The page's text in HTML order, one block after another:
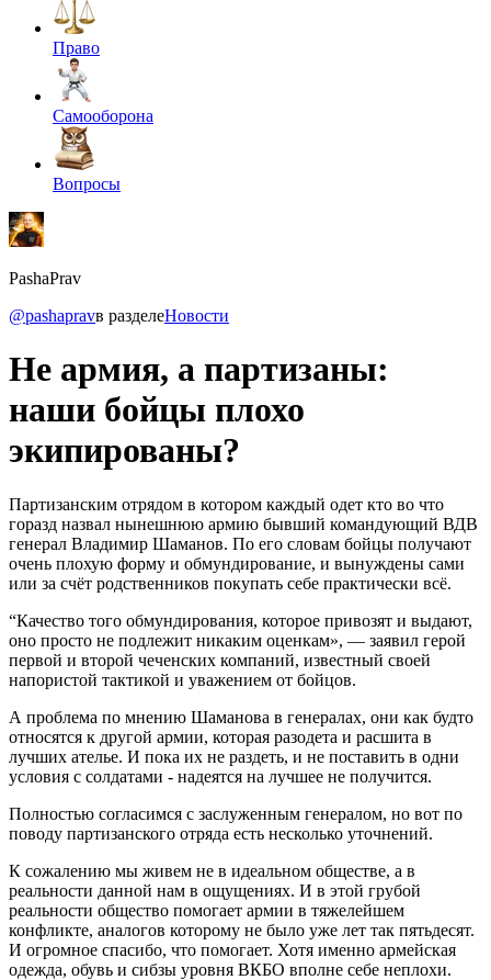
Право
Самооборона
Вопросы
PashaPrav
@pashapravв разделеНовости
Не армия, а партизаны:
наши бойцы плохо
экипированы?
Партизанским отрядом в котором каждый одет кто во что
горазд назвал нынешнюю армию бывший командующий ВДВ
генерал Владимир Шаманов. По его словам бойцы получают
очень плохую форму и обмундирование, и вынуждены сами
или за счёт родственников покупать себе практически всё.
“Качество того обмундирования, которое привозят и выдают,
оно просто не подлежит никаким оценкам», — заявил герой
первой и второй чеченских компаний, известный своей
напористой тактикой и уважением от бойцов.
А проблема по мнению Шаманова в генералах, они как будто
относятся к другой армии, которая разодета и расшита в
лучших ателье. И пока их не раздеть, и не поставить в одни
условия с солдатами - надеятся на лучшее не получится.
Полностью согласимся с заслуженным генералом, но вот по
поводу партизанского отряда есть несколько уточнений.
К сожалению мы живем не в идеальном обществе, а в
реальности данной нам в ощущениях. И в этой грубой
реальности общество помогает армии в тяжелейшем
конфликте, аналогов которому не было уже лет так пятьдесят.
И огромное спасибо, что помогает. Хотя именно армейская
одежда, обувь и сибзы уровня ВКБО вполне себе неплохи.